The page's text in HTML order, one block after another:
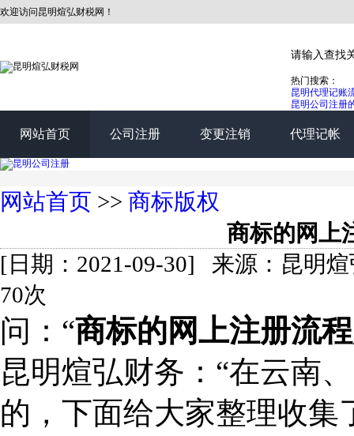
欢迎访问昆明煊弘财税网！
热门搜索：
昆明代理记账
昆明公司注册
网站首页 公司注册 变更注销 代理记帐
网站首页 >> 商标版权
商标的网上
[日期：2021-09-30] 来源：昆明
70次
问：“商标的网上注册流
昆明煊弘财务：“在云南
的，下面给大家整理收